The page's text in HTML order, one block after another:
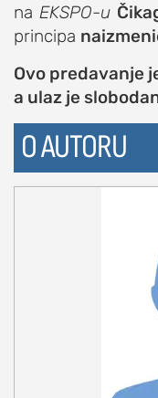
na EKSPO-u
principa
Ovo predavanje
a ulaz je
O AUTORU